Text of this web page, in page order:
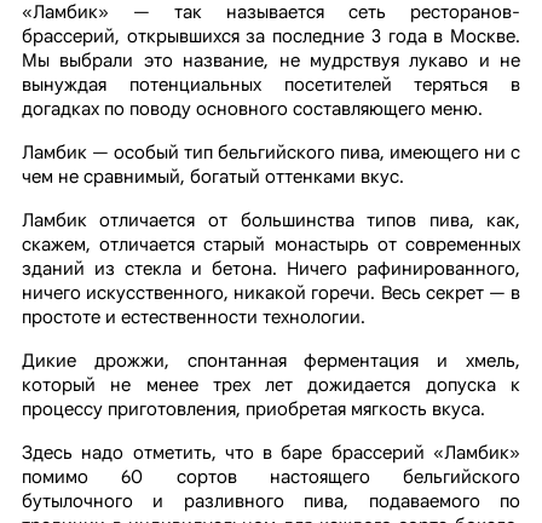
«Ламбик» — так называется сеть ресторанов-
брассерий, открывшихся за последние 3 года в Москве.
Мы выбрали это название, не мудрствуя лукаво и не
вынуждая потенциальных посетителей теряться в
догадках по поводу основного составляющего меню.
Ламбик — особый тип бельгийского пива, имеющего ни с
чем не сравнимый, богатый оттенками вкус.
Ламбик отличается от большинства типов пива, как,
скажем, отличается старый монастырь от современных
зданий из стекла и бетона. Ничего рафинированного,
ничего искусственного, никакой горечи. Весь секрет — в
простоте и естественности технологии.
Дикие дрожжи, спонтанная ферментация и хмель,
который не менее трех лет дожидается допуска к
процессу приготовления, приобретая мягкость вкуса.
Здесь надо отметить, что в баре брассерий «Ламбик»
помимо 60 сортов настоящего бельгийского
бутылочного и разливного пива, подаваемого по